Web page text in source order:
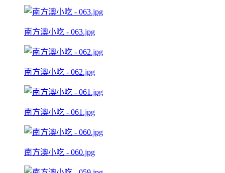
南方澳小吃 - 063.jpg
南方澳小吃 - 062.jpg
南方澳小吃 - 061.jpg
南方澳小吃 - 060.jpg